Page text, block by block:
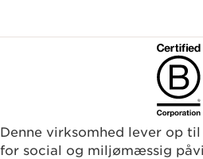
Denne virksomhed lever op
for social og miljømæssig